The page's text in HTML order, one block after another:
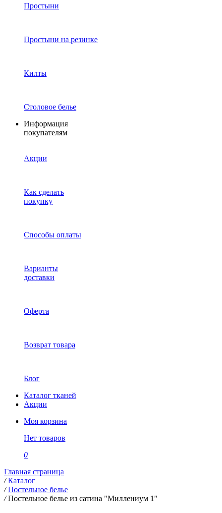
Простыни
Простыни на резинке
Килты
Столовое белье
Информация
покупателям
Акции
Как сделать
покупку
Способы оплаты
Варианты
доставки
Оферта
Возврат товара
Блог
Каталог тканей
Акции
Моя корзина
Нет товаров
0
Главная страница
/ Каталог
/ Постельное белье
/ Постельное белье из сатина "Миллениум 1"